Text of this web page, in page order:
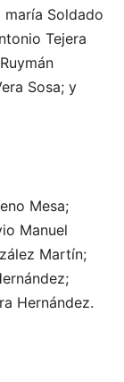
maría Soldado
Tejera
Sosa; y
Mesa;
Manuel
Martín;
Hernández.